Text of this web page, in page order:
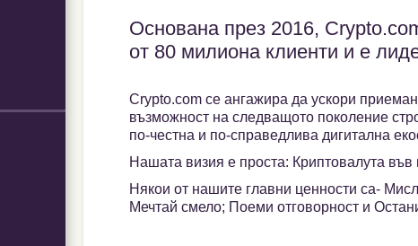
Основана през 2016,
от 80 милиона клиенти и е
Crypto.com се ангажира да ускори
възможност на следващото поколение
по-честна и по-справедлива дигитална
Нашата визия е проста: Криптовалута
Някои от нашите главни ценности са-
Мечтай смело; Поеми отговорност и